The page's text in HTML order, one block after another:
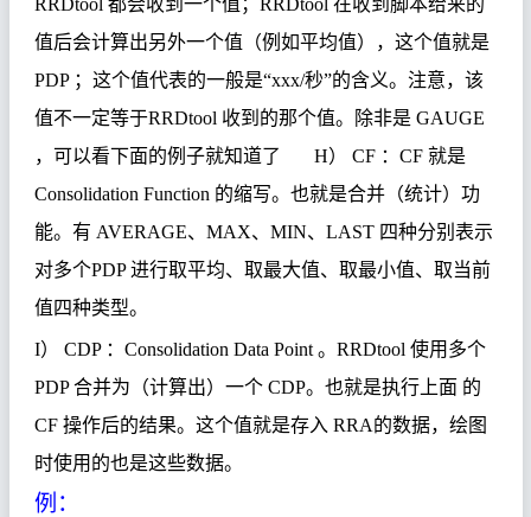
值后会计算出另外一个值 （例如平均值）， 这个值就是
PDP ； 这个值代表的一般是“xxx/秒”的含义。注意， 该
值不一定等于RRDtool 收到的那个值。除非是 GAUGE
，可以看下面的例子就知道了 H） CF ： CF 就是
Consolidation Function 的缩写。也就是合并（统计）功
能。有 AVERAGE、 MAX、 MIN、 LAST 四种分别 表示
对多个PDP进行取平均、取最大值、取最小值、取当前
值四种类型。
I） CDP ： Consolidation Data Point 。 RRDtool 使用多个
PDP合并为（计算出）一个CDP。也就是执行上面 的
CF 操作后的结果。这个值就是存入 RRA的数据，绘图
时使用的也是这些数据。
例：